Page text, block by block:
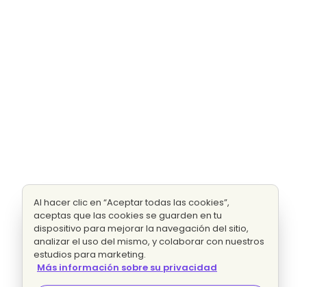
Al hacer clic en “Aceptar todas las cookies”,
aceptas que las cookies se guarden en tu
dispositivo para mejorar la navegación del sitio,
analizar el uso del mismo, y colaborar con nuestros
estudios para marketing.
Más información sobre su privacidad